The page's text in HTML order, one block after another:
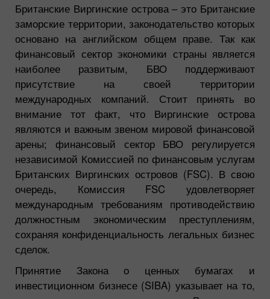
Британские Виргинские острова – это Британские
заморские территории, законодательство которых
основано на английском общем праве. Так как
финансовый сектор экономики страны является
наиболее развитым, БВО поддерживают
присутствие на своей территории
международных компаний. Стоит принять во
внимание тот факт, что Виргинские острова
являются и важным звеном мировой финансовой
арены; финансовый сектор БВО регулируется
независимой Комиссией по финансовым услугам
Британских Виргинских островов (FSC). В свою
очередь, Комиссия FSC удовлетворяет
международным требованиям противодействию
должностным экономическим преступлениям,
сохраняя конфиденциальность легальных бизнес
сделок.
Принятие Закона о ценных бумагах и
инвестиционном бизнесе (SIBA) указывает на то,